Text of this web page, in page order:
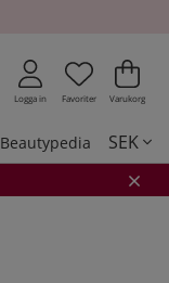
Logga in Antal i
.
Favoriter .
Varukorg
Beautypedia SEK